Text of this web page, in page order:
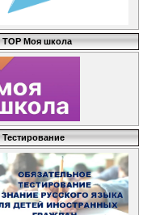
ТОР Моя школа
Тестирование